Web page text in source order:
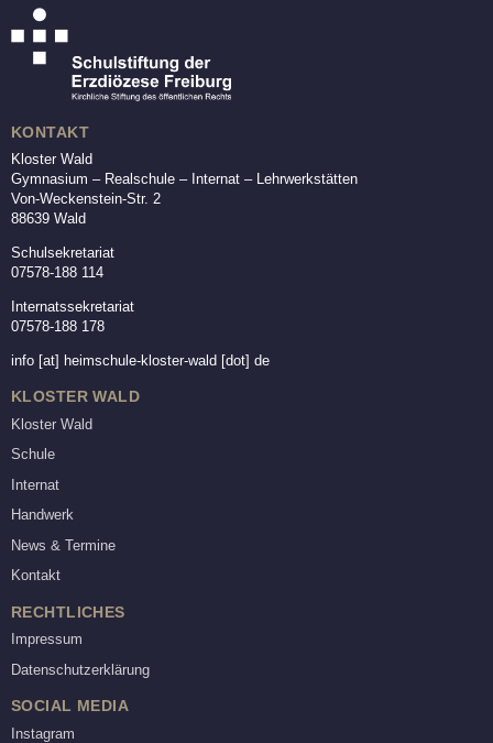
KONTAKT
Kloster Wald
Gymnasium – Realschule – Internat – Lehrwerkstätten
Von-Weckenstein-Str. 2
88639 Wald
Schulsekretariat
07578-188 114
Internatssekretariat
07578-188 178
info [at] heimschule-kloster-wald [dot] de
KLOSTER WALD
Kloster Wald
Schule
Internat
Handwerk
News & Termine
Kontakt
RECHTLICHES
Impressum
Datenschutzerklärung
SOCIAL MEDIA
Instagram